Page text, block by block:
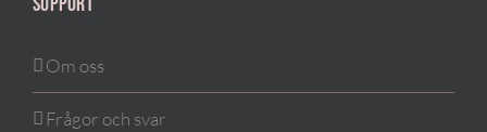
Om oss
Frågor och svar